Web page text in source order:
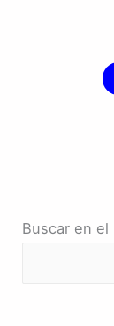
Buscar en el